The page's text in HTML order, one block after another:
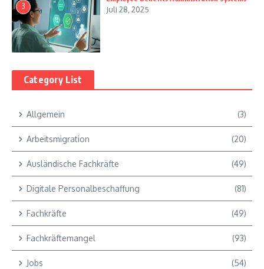
3 Juli 28, 2025
Category List
Allgemein (3)
Arbeitsmigration (20)
Ausländische Fachkräfte (49)
Digitale Personalbeschaffung (81)
Fachkräfte (49)
Fachkräftemangel (93)
Jobs (54)